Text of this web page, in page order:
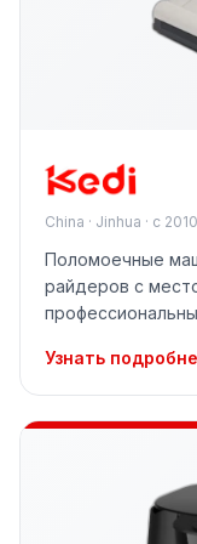
China · Jinhua · с 2010
Поломоечные
райдеров с
Узнать